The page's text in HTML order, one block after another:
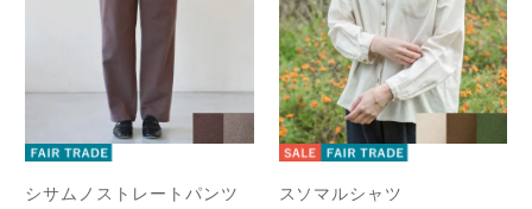
シサムノストレートパンツ
スソマルシャツ